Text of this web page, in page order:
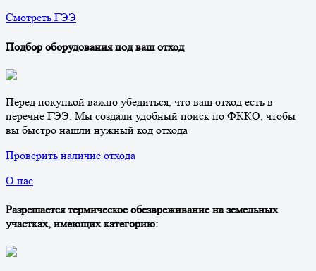
Смотреть ГЭЭ
Подбор оборудования под ваш отход
Перед покупкой важно убедиться, что ваш отход есть в
перечне ГЭЭ. Мы создали удобный поиск по ФККО, чтобы
вы быстро нашли нужный код отхода
Проверить наличие отхода
О нас
Разрешается термическое обезвреживание на земельных
участках, имеющих категорию: